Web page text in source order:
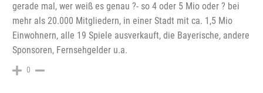
gerade mal, wer weiß es genau ?- so 4 oder 5 Mio oder ? bei
mehr als 20.000 Mitgliedern, in einer Stadt mit ca. 1,5 Mio
Einwohnern, alle 19 Spiele ausverkauft, die Bayerische, andere
Sponsoren, Fernsehgelder u.a.
0